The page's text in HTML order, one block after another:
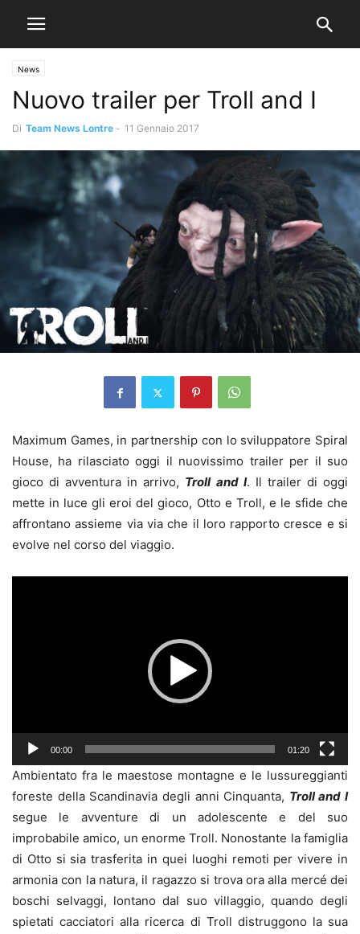
News
Nuovo trailer per Troll and I
Di Team News Lontre - 11 Gennaio 2017
Maximum Games, in partnership con lo sviluppatore Spiral
House, ha rilasciato oggi il nuovissimo trailer per il suo
gioco di avventura in arrivo, Troll and I. Il trailer di oggi
mette in luce gli eroi del gioco, Otto e Troll, e le sfide che
affrontano assieme via via che il loro rapporto cresce e si
evolve nel corso del viaggio.
00:00 01:20
Ambientato fra le maestose montagne e le lussureggianti
foreste della Scandinavia degli anni Cinquanta, Troll and I
segue le avventure di un adolescente e del suo
improbabile amico, un enorme Troll. Nonostante la famiglia
di Otto si sia trasferita in quei luoghi remoti per vivere in
armonia con la natura, il ragazzo si trova ora alla mercé dei
boschi selvaggi, lontano dal suo villaggio, quando degli
spietati cacciatori alla ricerca di Troll distruggono la sua